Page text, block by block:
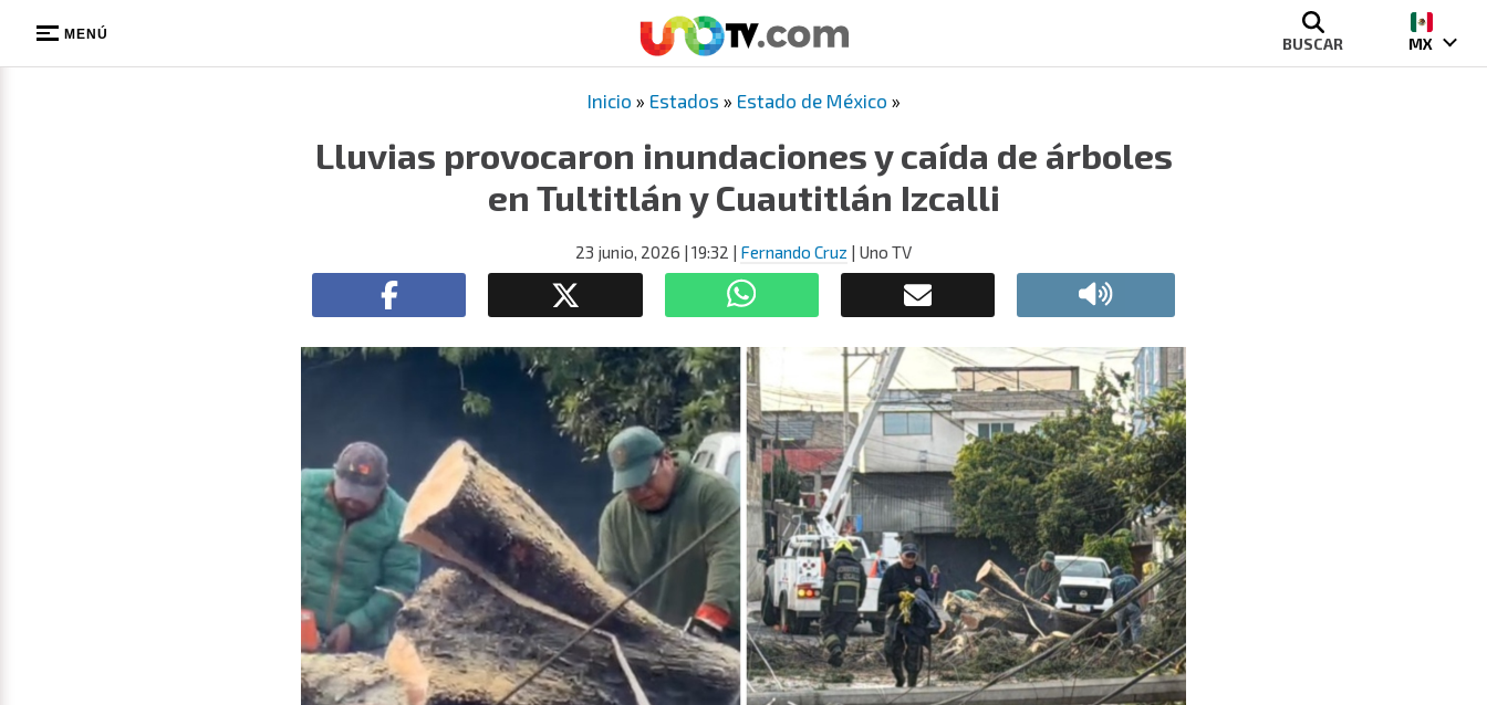
MENÚ BUSCAR MX
Inicio » Estados » Estado de México »
Lluvias provocaron inundaciones y caída de árboles
en Tultitlán y Cuautitlán Izcalli
23 junio, 2026 | 19:32 | Fernando Cruz | Uno TV